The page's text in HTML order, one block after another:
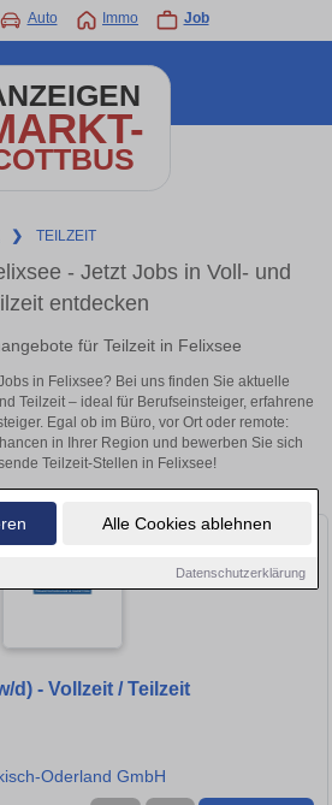
Alle Cookies ablehnen
Datenschutzerklärung
Auto Immo Job
❯ TEILZEIT
- Jetzt Jobs in Voll- und
entdecken
für Teilzeit in Felixsee
in Felixsee? Bei uns finden Sie aktuelle
Teilzeit – ideal für Berufseinsteiger, erfahrene
Egal ob im Büro, vor Ort oder remote:
in Ihrer Region und bewerben Sie sich
Teilzeit-Stellen in Felixsee!
d) - Vollzeit / Teilzeit
Oderland GmbH